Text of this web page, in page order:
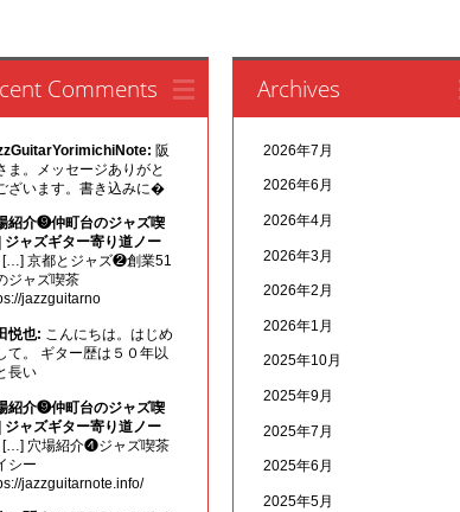
Comments
阪
ま。メッセージありがと
ざいます。書き込みに�
紹介❾仲町台のジャズ喫
ジャズギター寄り道ノー
[…] 京都とジャズ❷創業51
ジャズ喫茶
jazzguitarno
悦也: こんにちは。はじめ
て。 ギター歴は５０年以
長い
紹介❾仲町台のジャズ喫
ジャズギター寄り道ノー
[…] 穴場紹介❹ジャズ喫茶
シー
jazzguitarnote.info/
Archives
2026年7月
2026年6月
2026年4月
2026年3月
2026年2月
2026年1月
2025年10月
2025年9月
2025年7月
2025年6月
2025年5月